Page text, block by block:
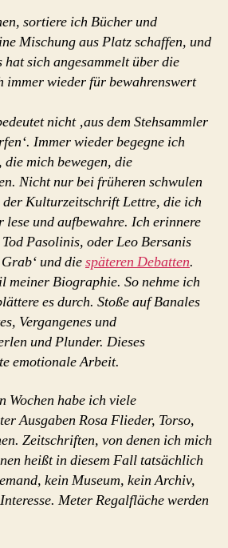
sortiere ich Bücher und
Mischung aus Platz schaffen, und
sich angesammelt über die
immer wieder für bewahrenswert
nicht ‚aus dem Stehsammler
Immer wieder begegne ich
mich bewegen, die
Nicht nur bei früheren schwulen
der Kulturzeitschrift Lettre, die ich
und aufbewahre. Ich erinnere
Pasolinis, oder Leo Bersanis
und diespäteren Debatten.
meiner Biographie. So nehme ich
es durch. Stoße auf Banales
Vergangenes und
und Plunder. Dieses
emotionale Arbeit.
Wochen habe ich viele
Ausgaben Rosa Flieder, Torso,
Zeitschriften, von denen ich mich
heißt in diesem Fall tatsächlich
kein Museum, kein Archiv,
Meter Regalfläche werden